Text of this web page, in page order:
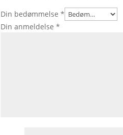
Din bedømmelse*
Din anmeldelse*